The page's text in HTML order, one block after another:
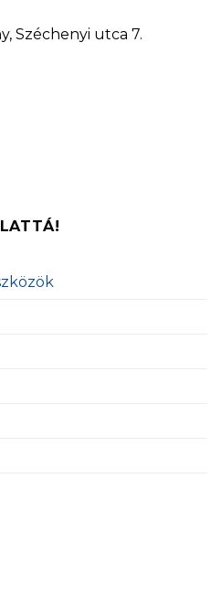
Széchenyi utca 7.